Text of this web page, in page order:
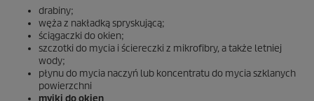
drabiny;
węża z nakładką spryskującą;
ściągaczki do okien;
szczotki do mycia i ściereczki z mikrofibry, a także letniej
wody;
płynu do mycia naczyń lub koncentratu do mycia szklanych
powierzchni
myjki do okien